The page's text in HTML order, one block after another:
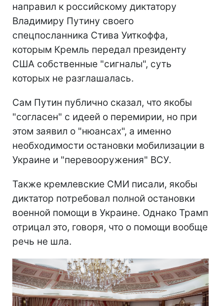
направил к российскому диктатору
Владимиру Путину своего
спецпосланника Стива Уиткоффа,
которым Кремль передал президенту
США собственные "сигналы", суть
которых не разглашалась.
Сам Путин публично сказал, что якобы
"согласен" с идеей о перемирии, но при
этом заявил о "нюансах", а именно
необходимости остановки мобилизации в
Украине и "перевооружения" ВСУ.
Также кремлевские СМИ писали, якобы
диктатор потребовал полной остановки
военной помощи в Украине. Однако Трамп
отрицал это, говоря, что о помощи вообще
речь не шла.